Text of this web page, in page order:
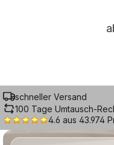
schneller Versand
100 Tage Umtausch-
4.6 aus 43.974